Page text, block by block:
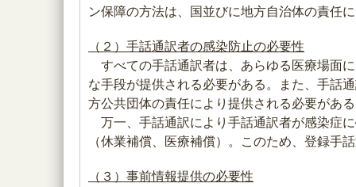
ン保障の方法は、国並びに地方自治体の責任
（２）手話通訳者の感染防止の必要性
すべての手話通訳者は、あらゆる医療場面
な手段が提供される必要がある。また、手話
方公共団体の責任により提供される必要があ
万一、手話通訳により手話通訳者が感染症
（休業補償、医療補償）。このため、登録手
（３）事前情報提供の必要性